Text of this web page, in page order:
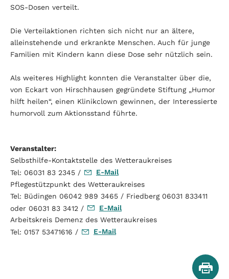
SOS-Dosen verteilt.
Die Verteilaktionen richten sich nicht nur an ältere,
alleinstehende und erkrankte Menschen. Auch für junge
Familien mit Kindern kann diese Dose sehr nützlich sein.
Als weiteres Highlight konnten die Veranstalter über die,
von Eckart von Hirschhausen gegründete Stiftung „Humor
hilft heilen“, einen Klinikclown gewinnen, der Interessierte
humorvoll zum Aktionsstand führte.
Veranstalter:
Selbsthilfe-Kontaktstelle des Wetteraukreises
Tel: 06031 83 2345 /
E-Mail
Pflegestützpunkt des Wetteraukreises
Tel: Büdingen 06042 989 3465 / Friedberg 06031 833411
oder 06031 83 3412 /
E-Mail
Arbeitskreis Demenz des Wetteraukreises
Tel: 0157 53471616 /
E-Mail